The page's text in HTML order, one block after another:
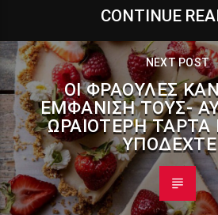
CONTINUE
NEXT POST
ΟΙ ΦΡΆΟΥΛΕΣ
ΕΜΦΆΝΙΣΉ ΤΟΥΣ-
ΩΡΑΙΌΤΕΡΗ ΤΆΡΤΑ